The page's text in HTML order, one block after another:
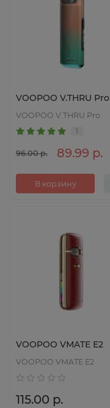
VOOPOO V.THRU Pro
VOOPOO V.THRU Pro
1
96.00 р. 89.99 р.
В корзину
VOOPOO VMATE E2
VOOPOO VMATE E2
115.00 р.